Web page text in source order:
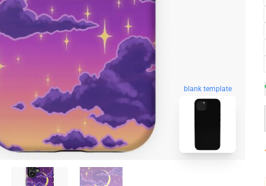
blank template